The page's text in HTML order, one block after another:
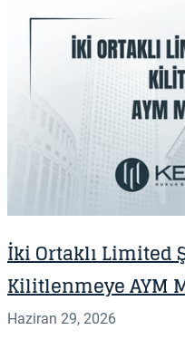
İki Ortaklı Limited
Kilitlenmeye AYM
Haziran 29, 2026